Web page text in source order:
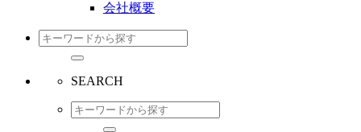
会社概要
SEARCH